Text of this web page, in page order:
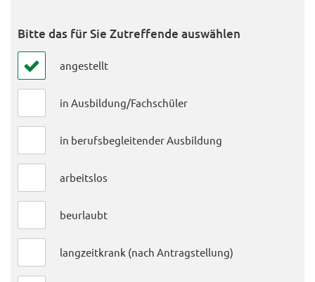
Bitte das für Sie Zutreffende auswählen
angestellt
in Ausbildung/Fachschüler
in berufsbegleitender Ausbildung
arbeitslos
beurlaubt
langzeitkrank (nach Antragstellung)